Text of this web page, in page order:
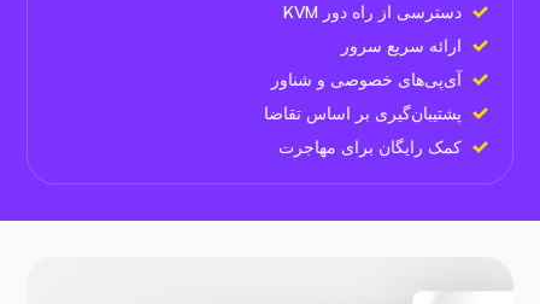
دسترسی از راه دور KVM
ارائه سریع سرور
آی‌پی‌های خصوصی و شناور
پشتیبان‌گیری بر اساس تقاضا
کمک رایگان برای مهاجرت